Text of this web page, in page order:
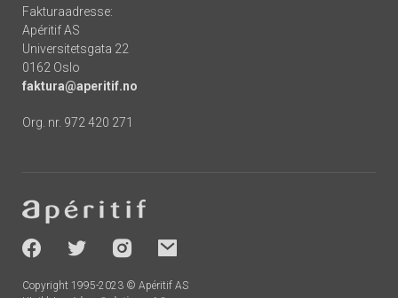
Fakturaadresse:
Apéritif AS
Universitetsgata 22
0162 Oslo
faktura@aperitif.no
Org. nr. 972 420 271
-
socials
Copyright 1995-2023 © Apéritif AS